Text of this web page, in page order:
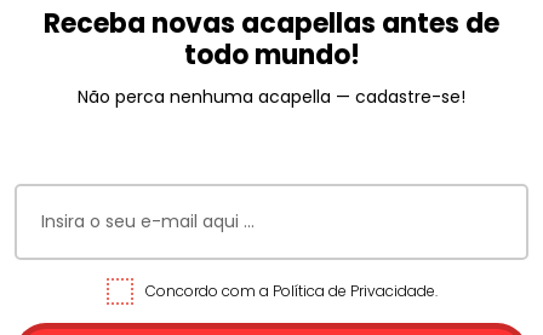
Receba novas acapellas antes de
todo mundo!
Não perca nenhuma acapella — cadastre-se!
Concordo com a Política de Privacidade.